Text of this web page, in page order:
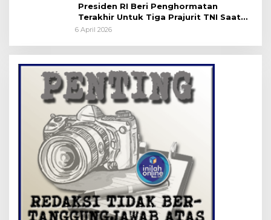
Presiden RI Beri Penghormatan
Terakhir Untuk Tiga Prajurit TNI Saat
Persemayaman di Bandara Soekarno-
6 April 2026